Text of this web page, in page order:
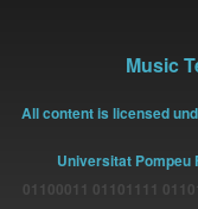
Music
All content is licensed
Universitat Pompeu
01100011 01101111